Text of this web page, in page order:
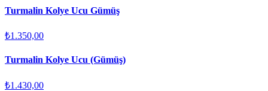
Turmalin Kolye Ucu Gümüş
₺1.350,00
Turmalin Kolye Ucu (Gümüş)
₺1.430,00